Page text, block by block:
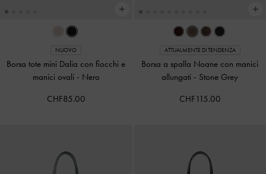
NUOVO
Borsa tote mini Dalia con fiocchi e
manici ovali - Nero
CHF85.00
ATTUALMENTE DI TENDENZA
Borsa a spalla Noane con manici
allungati - Stone Grey
CHF115.00